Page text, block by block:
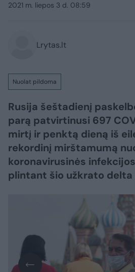
2021 m. liepos 3 d. 08:59
Lrytas.lt
Nuolat pildoma
Rusija šeštadienį
parą patvirtinusi 697
mirtį ir penktą dieną iš
rekordinį mirštamumą
koronavirusinės
plintant šio užkrato delta